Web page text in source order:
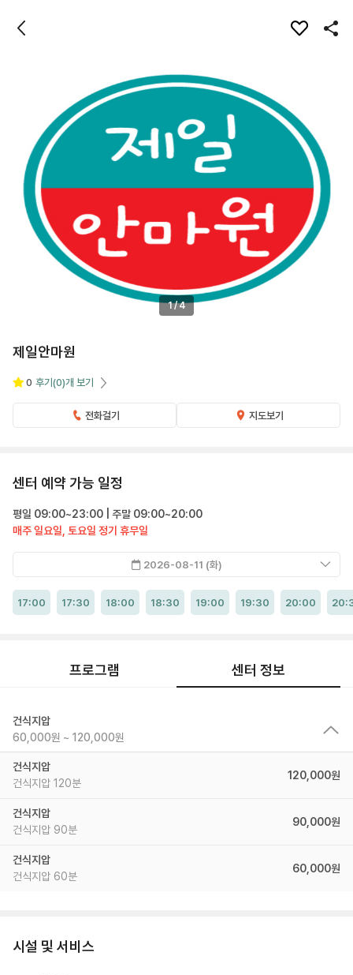
1/4
제일안마원
0 후기 (0)개 보기
전화걸기 지도보기
센터 예약 가능 일정
평일 09:00~23:00 | 주말 09:00~20:00
매주 일요일, 토요일 정기 휴무일
2026-08-11 (화)
17:00 17:30 18:00 18:30 19:00 19:30 20:00
프로그램 센터 정보
건식지압
60,000원 ~ 120,000원
건식지압
건식지압 120분
120,000원
건식지압
건식지압 90분
90,000원
건식지압
건식지압 60분
60,000원
시설 및 서비스